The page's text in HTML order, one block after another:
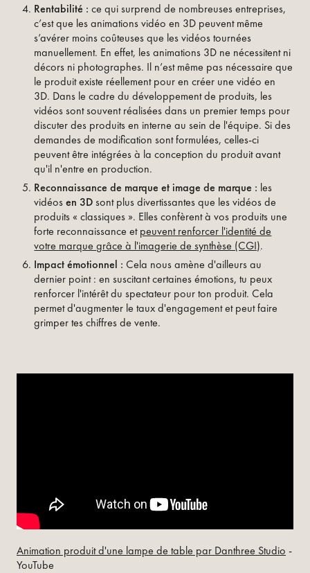
Rentabilité : ce qui surprend de nombreuses entreprises,
c’est que les animations vidéo en 3D peuvent même
s’avérer moins coûteuses que les vidéos tournées
manuellement. En effet, les animations 3D ne nécessitent ni
décors ni photographes. Il n’est même pas nécessaire que
le produit existe réellement pour en créer une vidéo en
3D. Dans le cadre du développement de produits, les
vidéos sont souvent réalisées dans un premier temps pour
discuter des produits en interne au sein de l'équipe. Si des
demandes de modification sont formulées, celles-ci
peuvent être intégrées à la conception du produit avant
qu'il n'entre en production.
Reconnaissance de marque et image de marque : les
vidéosen 3Dsont plus divertissantes que les vidéos de
produits « classiques ». Elles confèrent à vos produits une
forte reconnaissance etpeuvent renforcer l'identité de
votre marque grâce à l'imagerie de synthèse (CGI).
Impact émotionnel : Cela nous amène d'ailleurs au
dernier point : en suscitant certaines émotions, tu peux
renforcer l'intérêt du spectateur pour ton produit. Cela
permet d'augmenter le taux d'engagement et peut faire
grimper tes chiffres de vente.
Animation produit d'une lampe de table par Danthree Studio -
YouTube